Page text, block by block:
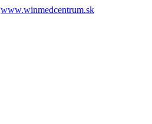
www.winmedcentrum.sk